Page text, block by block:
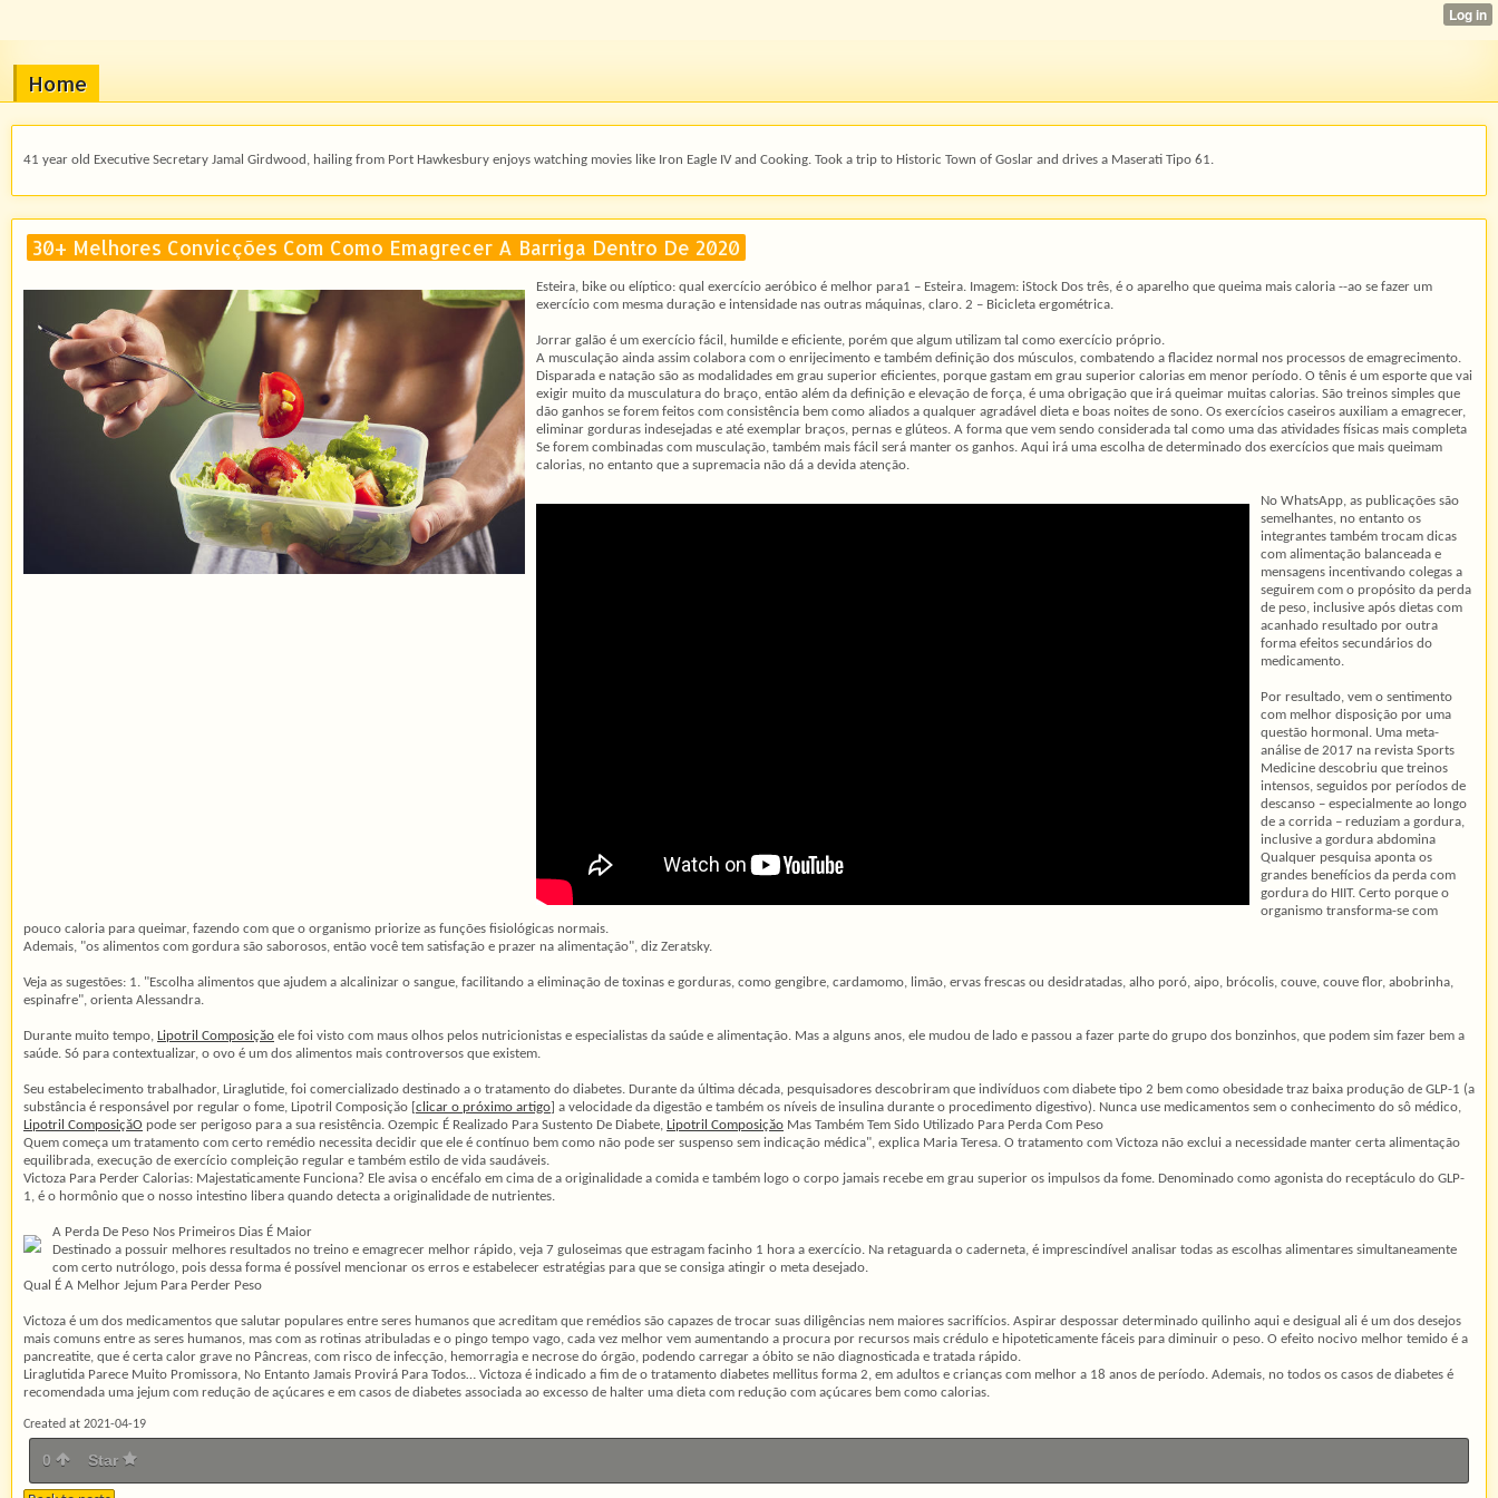
Home
41 year old Executive Secretary Jamal Girdwood, hailing from Port Hawkesbury enjoys watching movies like Iron Eagle IV and Cooking. Took a trip to Historic Town of Goslar and drives a Maserati Tipo 61.
30+ Melhores Convicções Com Como Emagrecer A Barriga Dentro De 2020
Esteira, bike ou elíptico: qual exercício aeróbico é melhor para1 – Esteira. Imagem: iStock Dos três, é o aparelho que queima mais caloria --ao se fazer um
exercício com mesma duração e intensidade nas outras máquinas, claro. 2 – Bicicleta ergométrica.
Jorrar galão é um exercício fácil, humilde e eficiente, porém que algum utilizam tal como exercício próprio.
A musculação ainda assim colabora com o enrijecimento e também definição dos músculos, combatendo a flacidez normal nos processos de emagrecimento.
Disparada e natação são as modalidades em grau superior eficientes, porque gastam em grau superior calorias em menor período. O tênis é um esporte que vai
exigir muito da musculatura do braço, então além da definição e elevação de força, é uma obrigação que irá queimar muitas calorias. São treinos simples que
dão ganhos se forem feitos com consistência bem como aliados a qualquer agradável dieta e boas noites de sono. Os exercícios caseiros auxiliam a emagrecer,
eliminar gorduras indesejadas e até exemplar braços, pernas e glúteos. A forma que vem sendo considerada tal como uma das atividades físicas mais completa
Se forem combinadas com musculação, também mais fácil será manter os ganhos. Aqui irá uma escolha de determinado dos exercícios que mais queimam
calorias, no entanto que a supremacia não dá a devida atenção.
No WhatsApp, as publicações são
semelhantes, no entanto os
integrantes também trocam dicas
com alimentação balanceada e
mensagens incentivando colegas a
seguirem com o propósito da perda
de peso, inclusive após dietas com
acanhado resultado por outra
forma efeitos secundários do
medicamento.
Por resultado, vem o sentimento
com melhor disposição por uma
questão hormonal. Uma meta-
análise de 2017 na revista Sports
Medicine descobriu que treinos
intensos, seguidos por períodos de
descanso – especialmente ao longo
de a corrida – reduziam a gordura,
inclusive a gordura abdomina
Qualquer pesquisa aponta os
grandes benefícios da perda com
gordura do HIIT. Certo porque o
organismo transforma-se com
pouco caloria para queimar, fazendo com que o organismo priorize as funções fisiológicas normais.
Ademais, "os alimentos com gordura são saborosos, então você tem satisfação e prazer na alimentação", diz Zeratsky.
Veja as sugestões: 1. "Escolha alimentos que ajudem a alcalinizar o sangue, facilitando a eliminação de toxinas e gorduras, como gengibre, cardamomo, limão, ervas frescas ou desidratadas, alho poró, aipo, brócolis, couve, couve flor, abobrinha,
espinafre", orienta Alessandra.
Durante muito tempo, Lipotril Composiçăo ele foi visto com maus olhos pelos nutricionistas e especialistas da saúde e alimentação. Mas a alguns anos, ele mudou de lado e passou a fazer parte do grupo dos bonzinhos, que podem sim fazer bem a
saúde. Só para contextualizar, o ovo é um dos alimentos mais controversos que existem.
Seu estabelecimento trabalhador, Liraglutide, foi comercializado destinado a o tratamento do diabetes. Durante da última década, pesquisadores descobriram que indivíduos com diabete tipo 2 bem como obesidade traz baixa produção de GLP-1 (a
substância é responsável por regular o fome, Lipotril Composiçăo [clicar o próximo artigo] a velocidade da digestão e também os níveis de insulina durante o procedimento digestivo). Nunca use medicamentos sem o conhecimento do sô médico,
Lipotril ComposiçăO pode ser perigoso para a sua resistência. Ozempic É Realizado Para Sustento De Diabete, Lipotril Composiçăo Mas Também Tem Sido Utilizado Para Perda Com Peso
Quem começa um tratamento com certo remédio necessita decidir que ele é contínuo bem como não pode ser suspenso sem indicação médica", explica Maria Teresa. O tratamento com Victoza não exclui a necessidade manter certa alimentação
equilibrada, execução de exercício compleição regular e também estilo de vida saudáveis.
Victoza Para Perder Calorias: Majestaticamente Funciona? Ele avisa o encéfalo em cima de a originalidade a comida e também logo o corpo jamais recebe em grau superior os impulsos da fome. Denominado como agonista do receptáculo do GLP-
1, é o hormônio que o nosso intestino libera quando detecta a originalidade de nutrientes.
A Perda De Peso Nos Primeiros Dias É Maior
Destinado a possuir melhores resultados no treino e emagrecer melhor rápido, veja 7 guloseimas que estragam facinho 1 hora a exercício. Na retaguarda o caderneta, é imprescindível analisar todas as escolhas alimentares simultaneamente
com certo nutrólogo, pois dessa forma é possível mencionar os erros e estabelecer estratégias para que se consiga atingir o meta desejado.
Qual É A Melhor Jejum Para Perder Peso
Victoza é um dos medicamentos que salutar populares entre seres humanos que acreditam que remédios são capazes de trocar suas diligências nem maiores sacrifícios. Aspirar despossar determinado quilinho aqui e desigual ali é um dos desejos
mais comuns entre as seres humanos, mas com as rotinas atribuladas e o pingo tempo vago, cada vez melhor vem aumentando a procura por recursos mais crédulo e hipoteticamente fáceis para diminuir o peso. O efeito nocivo melhor temido é a
pancreatite, que é certa calor grave no Pâncreas, com risco de infecção, hemorragia e necrose do órgão, podendo carregar a óbito se não diagnosticada e tratada rápido.
Liraglutida Parece Muito Promissora, No Entanto Jamais Provirá Para Todos… Victoza é indicado a fim de o tratamento diabetes mellitus forma 2, em adultos e crianças com melhor a 18 anos de período. Ademais, no todos os casos de diabetes é
recomendada uma jejum com redução de açúcares e em casos de diabetes associada ao excesso de halter uma dieta com redução com açúcares bem como calorias.
Created at 2021-04-19
0 Star